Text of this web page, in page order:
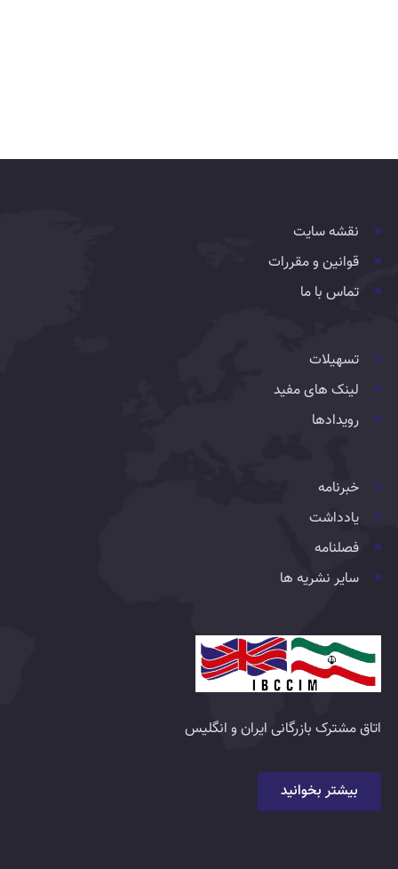
نقشه سایت
قوانین و مقررات
تماس با ما
تسهیلات
لینک های مفید
رویدادها
خبرنامه
یادداشت
فصلنامه
سایر نشریه ها
اتاق مشترک بازرگانی ایران و انگلیس
بیشتر بخوانید